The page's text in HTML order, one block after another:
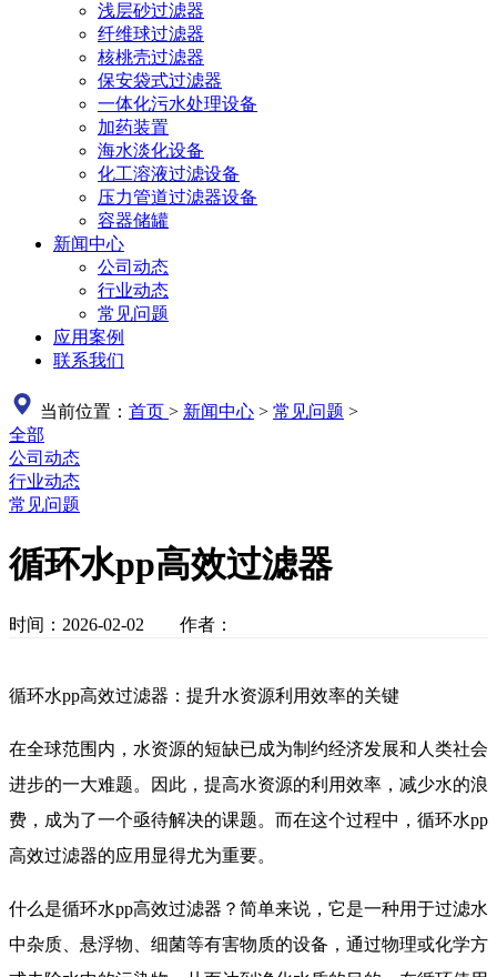
浅层砂过滤器
纤维球过滤器
核桃壳过滤器
保安袋式过滤器
一体化污水处理设备
加药装置
海水淡化设备
化工溶液过滤设备
压力管道过滤器设备
容器储罐
新闻中心
公司动态
行业动态
常见问题
应用案例
联系我们
当前位置： 首页 > 新闻中心 > 常见问题 >
全部
公司动态
行业动态
常见问题
循环水pp高效过滤器
时间：2026-02-02 作者：
循环水pp高效过滤器：提升水资源利用效率的关键
在全球范围内，水资源的短缺已成为制约经济发展和人类社会
进步的一大难题。因此，提高水资源的利用效率，减少水的浪
费，成为了一个亟待解决的课题。而在这个过程中，循环水pp
高效过滤器的应用显得尤为重要。
什么是循环水pp高效过滤器？简单来说，它是一种用于过滤水
中杂质、悬浮物、细菌等有害物质的设备，通过物理或化学方